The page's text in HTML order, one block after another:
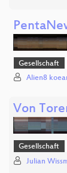
Gesellschaft
Alien8
Von
Gesellschaft
Julian